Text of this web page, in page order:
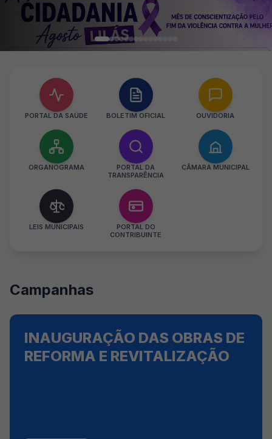
PORTAL DA SAÚDE BOLETIM OFICIAL OUVIDORIA
ORGANOGRAMA
PORTAL DA
TRANSPARÊNCIA
CÂMARA MUNICIPAL
LEIS MUNICIPAIS
PORTAL DO
CONTRIBUINTE
Campanhas
INAUGURAÇÃO DAS OBRAS DE
REFORMA E REVITALIZAÇÃO